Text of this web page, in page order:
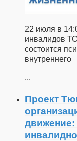
22 июля в
инвалидов
состоится
внутреннего
...
Проект
движение: